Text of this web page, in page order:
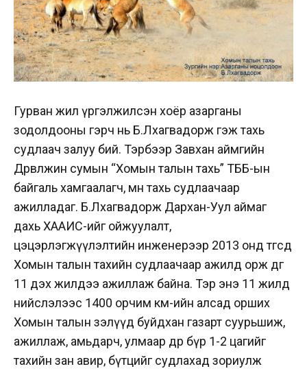
Гурван жил үргэлжилсэн хоёр азарганы
зодолдооны гэрч нь Б.Лхагвадорж гэж тахь
судлаач залуу бий. Тэрбээр Завхан аймгийн
Дөрвөлжин сумын “Хомын талын тахь” ТББ-ын
байгаль хамгаалагч, мөн тахь судлаачаар
ажилладаг. Б.Лхагвадорж Дархан-Уул аймаг
дахь ХААИС-ийг ойжуулалт,
цэцэрлэгжүүлэлтийн инженерээр 2013 онд төгсөөд
Хомын талын тахийн судлаачаар ажилд орж өдгөө
11 дэх жилдээ ажиллаж байна. Тэр энэ 11 жилд
нийслэлээс 1400 орчим км-ийн алсад орших
Хомын талын зэлүүд буйдхан газарт суурьшиж,
ажиллаж, амьдарч, улмаар өдөр бүр 1-2 цагийг
тахийн зан авир, бүтцийг судлахад зориулж